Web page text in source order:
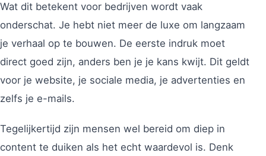
Wat dit betekent voor bedrijven wordt vaak
onderschat. Je hebt niet meer de luxe om langzaam
je verhaal op te bouwen. De eerste indruk moet
direct goed zijn, anders ben je je kans kwijt. Dit geldt
voor je website, je sociale media, je advertenties en
zelfs je e-mails.
Tegelijkertijd zijn mensen wel bereid om diep in
content te duiken als het echt waardevol is. Denk